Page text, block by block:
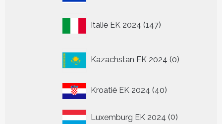
Italië EK 2024 147
producten
Kazachstan EK 2024 0
producten
Kroatië EK 2024 4040
Luxemburg EK 2024 00